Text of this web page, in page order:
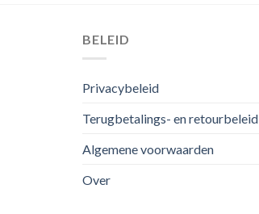
BELEID
Privacybeleid
Terugbetalings- en retourbeleid
Algemene voorwaarden
Over